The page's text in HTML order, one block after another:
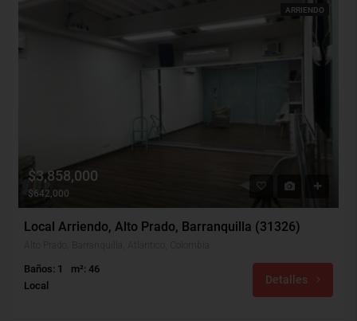
ARRIENDO
$3,858,000
$642,000
Local Arriendo, Alto Prado, Barranquilla (31326)
Baños: 1
m²: 46
Local
Detalles